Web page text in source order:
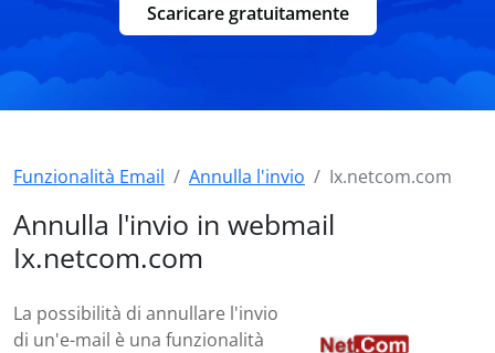
Scaricare gratuitamente
Funzionalità Email Annulla l'invio Ix.netcom.com
Annulla l'invio in webmail
Ix.netcom.com
La possibilità di annullare l'invio
di un'e-mail è una funzionalità